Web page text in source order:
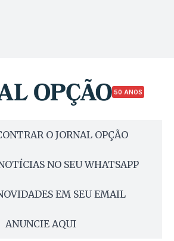
50 ANOS
O JORNAL OPÇÃO
NO SEU WHATSAPP
EM SEU EMAIL
ANUNCIE AQUI